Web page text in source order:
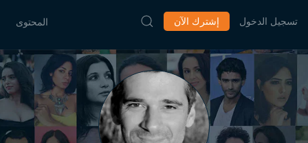
المحتوى إشترك الآن تسجيل الدخول